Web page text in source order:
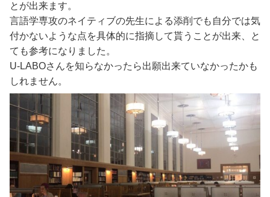
とが出来ます。
言語学専攻のネイティブの先生による添削でも自分では気
付かないような点を具体的に指摘して貰うことが出来、と
ても参考になりました。
U-LABOさんを知らなかったら出願出来ていなかったかも
しれません。